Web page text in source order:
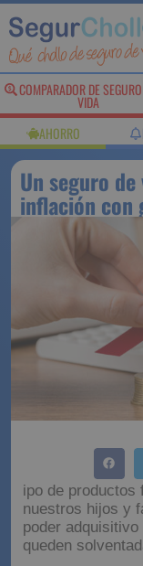
COMPARADOR DE
VIDA
AHORRO
Un seguro
inflación con
ipo de productos
nuestros hijos y
poder
queden